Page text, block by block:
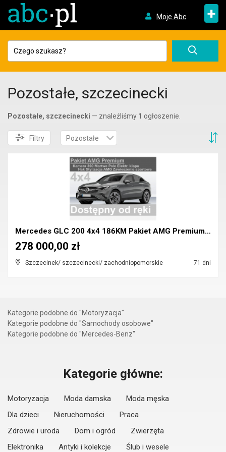
Moje Abc +
Pozostałe, szczecinecki
Pozostałe, szczecinecki — znaleźliśmy 1 ogłoszenie.
Filtry Pozostałe
Mercedes GLC 200 4x4 186KM Pakiet AMG Premium Dost...
Szczecinek/ szczecinecki/ zachodniopomorskie 71 dni
278 000,00 zł
Kategorie podobne do "Motoryzacja"
Kategorie podobne do "Samochody osobowe"
Kategorie podobne do "Mercedes-Benz"
Kategorie główne:
Motoryzacja Moda damska
Moda męska
Dla dzieci
Nieruchomości
Praca
Zdrowie i uroda
Dom i ogród
Zwierzęta
Elektronika
Antyki i kolekcje Ślub i wesele